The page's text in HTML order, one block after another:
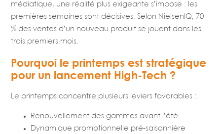
médiatique, une réalité plus exigeante s’impose : les
premières semaines sont décisives. Selon NielsenIQ, 70
% des ventes d’un nouveau produit se jouent dans les
trois premiers mois.
Pourquoi le printemps est stratégique
pour un lancement High-Tech ?
Le printemps concentre plusieurs leviers favorables :
Renouvellement des gammes avant l’été
Dynamique promotionnelle pré-saisonnière